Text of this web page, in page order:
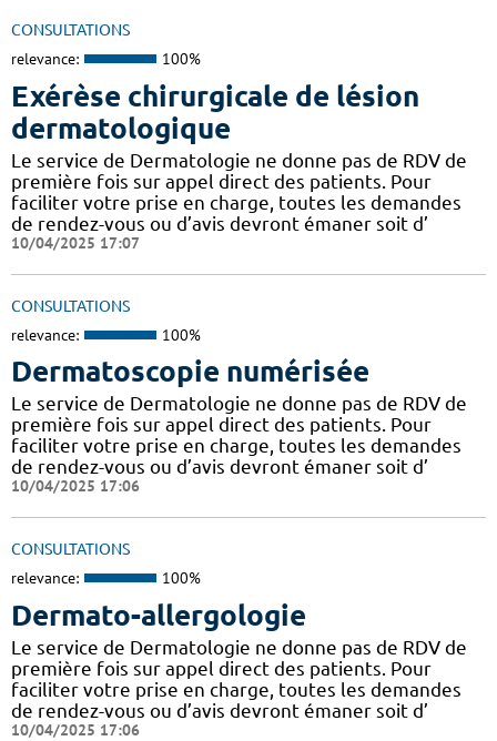
CONSULTATIONS
relevance: 100%
Exérèse chirurgicale de lésion
dermatologique
Le service de Dermatologie ne donne pas de RDV de
première fois sur appel direct des patients. Pour
faciliter votre prise en charge, toutes les demandes
de rendez-vous ou d’avis devront émaner soit d’
10/04/2025 17:07
CONSULTATIONS
relevance: 100%
Dermatoscopie numérisée
Le service de Dermatologie ne donne pas de RDV de
première fois sur appel direct des patients. Pour
faciliter votre prise en charge, toutes les demandes
de rendez-vous ou d’avis devront émaner soit d’
10/04/2025 17:06
CONSULTATIONS
relevance: 100%
Dermato-allergologie
Le service de Dermatologie ne donne pas de RDV de
première fois sur appel direct des patients. Pour
faciliter votre prise en charge, toutes les demandes
de rendez-vous ou d’avis devront émaner soit d’
10/04/2025 17:06